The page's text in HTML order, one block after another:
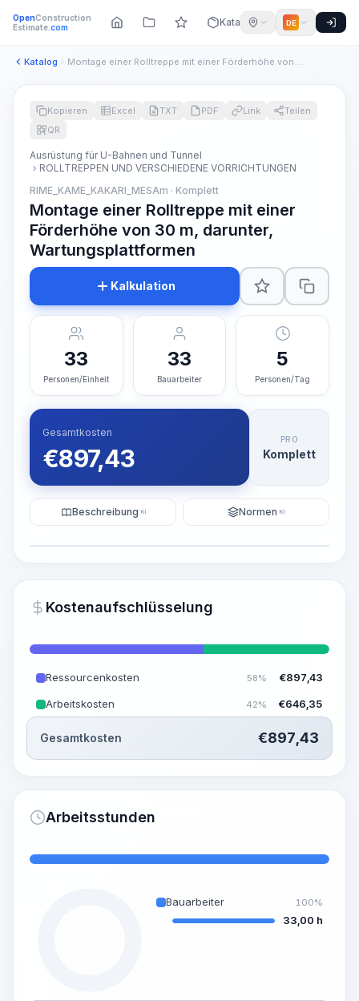
OpenConstruction
Estimate.com Katalog DE
Katalog Montage einer Rolltreppe mit einer Förderhöhe von 30 m, daru...
~15-30 Sek.
Kopieren Excel TXT PDF Link
Teilen
QR
Ausrüstung für U-Bahnen und Tunnel
ROLLTREPPEN UND VERSCHIEDENE VORRICHTUNGEN
RIME_KAME_KAKARI_MESAm · Komplett
Montage einer Rolltreppe mit einer
Förderhöhe von 30 m, darunter,
Wartungsplattformen
Kalkulation
33
Personen/Einheit
33
Bauarbeiter
5
Personen/Tag
Gesamtkosten
€897,43
PRO
Komplett
Beschreibung KI Normen KI
Kostenaufschlüsselung
Ressourcenkosten 58% €897,43
Arbeitskosten 42% €646,35
Gesamtkosten €897,43
Arbeitsstunden
Bauarbeiter 100%
33,00 h